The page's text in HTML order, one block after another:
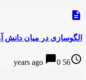
description
الگوسازی در میان دانش
access_time
56 years ago
chat_bubble0